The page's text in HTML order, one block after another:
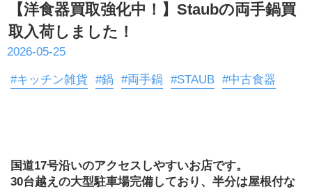
【洋食器買取強化中！】Staubの両手鍋買
取入荷しました！
2026-05-25
#キッチン雑貨 #鍋 #両手鍋 #STAUB #中古食器
国道17号沿いのアクセスしやすいお店です。
30台越えの大型駐車場完備しており、半分は屋根付な